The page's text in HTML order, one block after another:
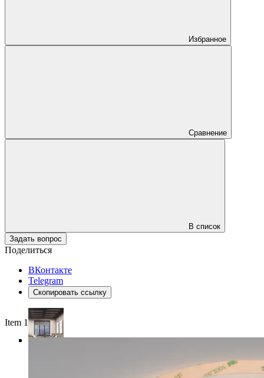
Избранное
Сравнение
В список
Задать вопрос
Поделиться
ВКонтакте
Telegram
Скопировать ссылку
Item 1 of 4